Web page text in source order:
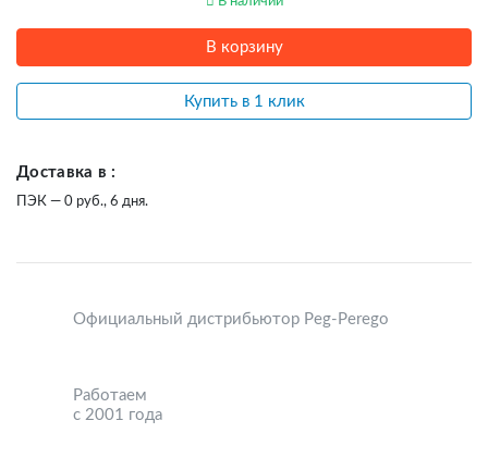
В корзину
Купить в 1 клик
Доставка в :
ПЭК — 0 руб., 6 дня.
Официальный дистрибьютор Peg-Perego
Работаем
с 2001 года